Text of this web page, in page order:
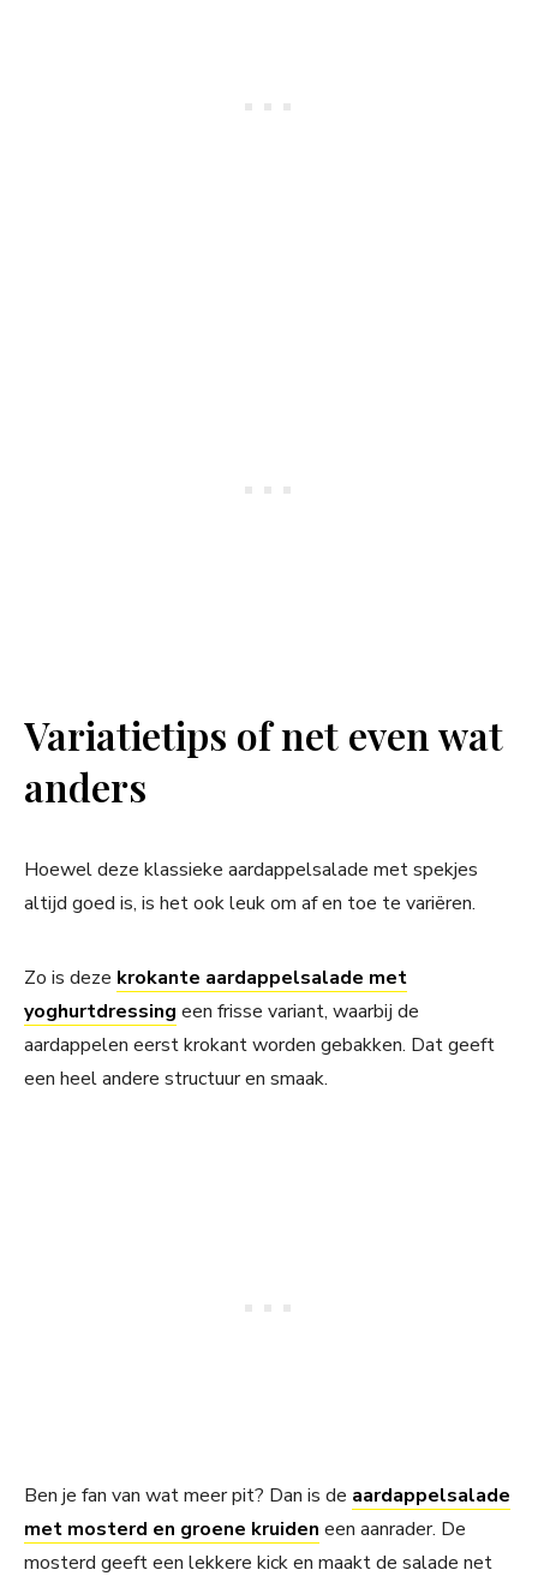
Variatietips of net even wat
anders
Hoewel deze klassieke aardappelsalade met spekjes
altijd goed is, is het ook leuk om af en toe te variëren.
Zo is deze krokante aardappelsalade met
yoghurtdressing een frisse variant, waarbij de
aardappelen eerst krokant worden gebakken. Dat geeft
een heel andere structuur en smaak.
Ben je fan van wat meer pit? Dan is de aardappelsalade
met mosterd en groene kruiden een aanrader. De
mosterd geeft een lekkere kick en maakt de salade net